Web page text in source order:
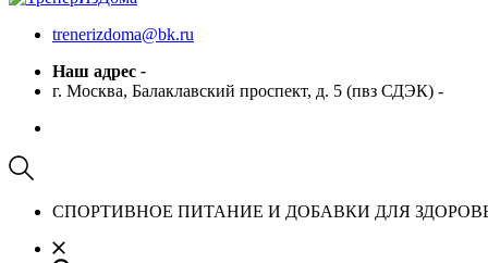
trenerizdoma@bk.ru
Наш адрес -
г. Москва, Балаклавский проспект, д. 5 (пвз СДЭК) -
СПОРТИВНОЕ ПИТАНИЕ И ДОБАВКИ ДЛЯ